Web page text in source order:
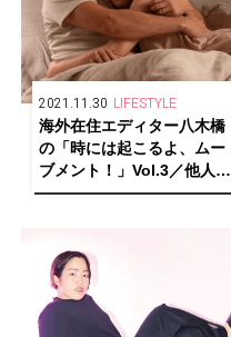
2021.11.30 LIFESTYLE
海外在住エディター八木橋
の「時には起こるよ、ムー
ブメント！」Vol.3／他人の
エロスも蜜の味